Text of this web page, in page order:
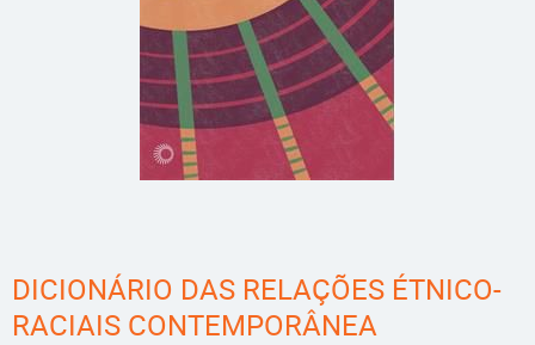
DICIONÁRIO DAS RELAÇÕES ÉTNICO-
RACIAIS CONTEMPORÂNEA